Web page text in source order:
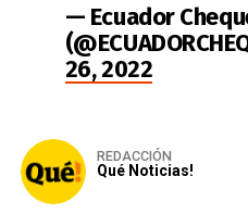
— Ecuador
26, 2022
REDACCIÓN
Qué Noticias!